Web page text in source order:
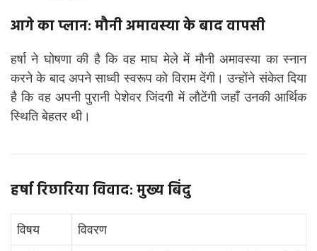
आगे का प्लान: मौनी अमावस्या के बाद वापसी
हर्षा ने घोषणा की है कि वह माघ मेले में मौनी अमावस्या का स्नान
करने के बाद अपने साध्वी स्वरूप को विराम देंगी। उन्होंने संकेत दिया
है कि वह अपनी पुरानी पेशेवर जिंदगी में लौटेंगी जहाँ उनकी आर्थिक
स्थिति बेहतर थी।
हर्षा रिछारिया विवाद: मुख्य बिंदु
विषय
विवरण